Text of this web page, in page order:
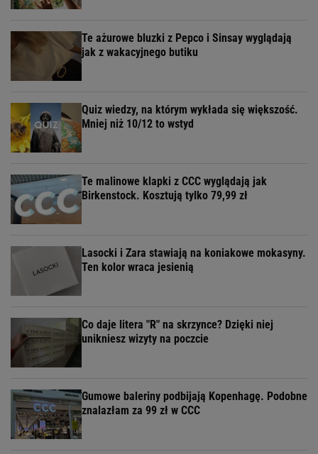
Te ażurowe bluzki z Pepco i Sinsay wyglądają
jak z wakacyjnego butiku
Quiz wiedzy, na którym wykłada się większość.
Mniej niż 10/12 to wstyd
Te malinowe klapki z CCC wyglądają jak
Birkenstock. Kosztują tylko 79,99 zł
Lasocki i Zara stawiają na koniakowe mokasyny.
Ten kolor wraca jesienią
Co daje litera "R" na skrzynce? Dzięki niej
unikniesz wizyty na poczcie
Gumowe baleriny podbijają Kopenhagę. Podobne
znalazłam za 99 zł w CCC